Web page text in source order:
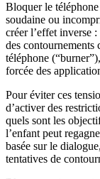
Bloquer le
soudaine ou
créer l’effet inverse
des contournements
téléphone
forcée des
Pour éviter ces
d’activer des
quels sont les
l’enfant peut
basée sur le
tentatives de